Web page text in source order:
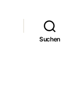
Suchen